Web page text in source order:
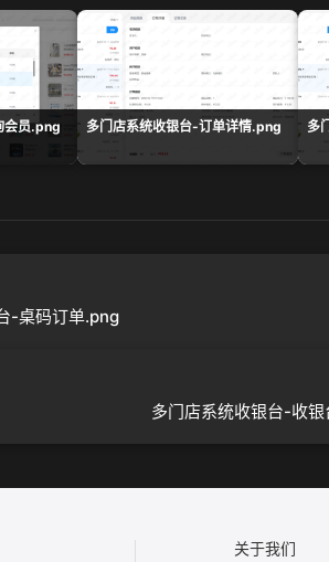
会员.png 多门店系统收银台-订单详情.png 多
-桌码订单.png
多门店系统收银台-收
关于我们